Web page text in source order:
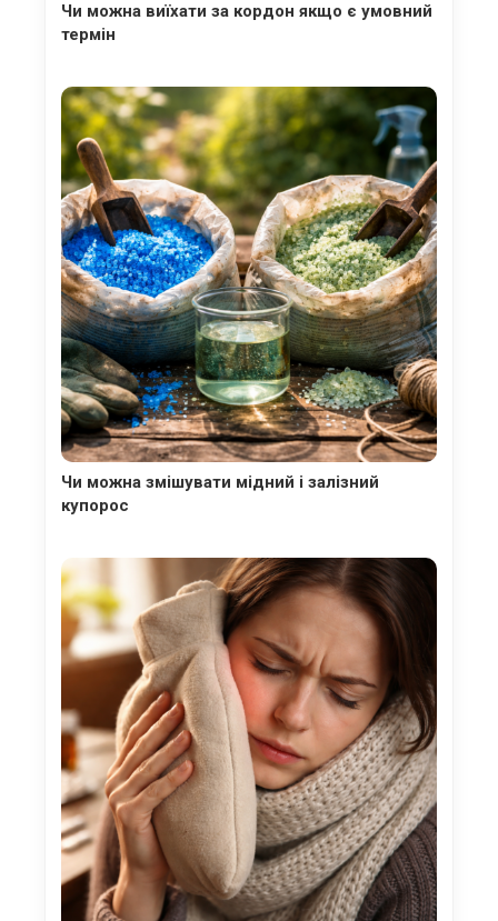
Чи можна виїхати за кордон якщо є умовний
термін
Чи можна змішувати мідний і залізний
купорос